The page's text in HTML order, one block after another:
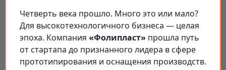
Четверть века прошло. Много это или мало?
Для высокотехнологичного бизнеса — целая
эпоха. Компания «Фолипласт» прошла путь
от стартапа до признанного лидера в сфере
прототипирования и оснащения производств.